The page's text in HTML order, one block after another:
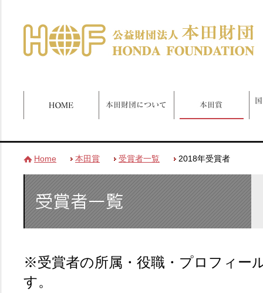
Home 本田賞 受賞者一覧 2018年受賞者
※受賞者の所属・役職・プロフィー
す。